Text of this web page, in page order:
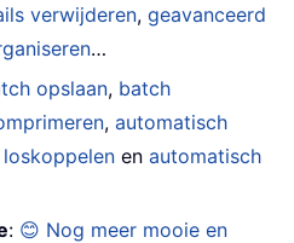
verwijderen,geavanceerd
…
opslaan, batch
,automatisch
enautomatisch
: 😊 Nog meer mooie en